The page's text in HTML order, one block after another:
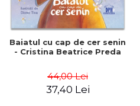
Baiatul cu cap de cer senin
- Cristina Beatrice Preda
44,00 Lei
37,40 Lei